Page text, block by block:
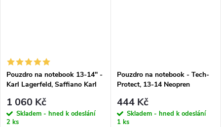
Pouzdro na notebook 13-14" -
Karl Lagerfeld, Saffiano Karl
1 060 Kč
Skladem - hned k odeslání
2 ks
Pouzdro na notebook - Tech-
Protect, 13-14 Neopren
444 Kč
Skladem - hned k odeslání
1 ks